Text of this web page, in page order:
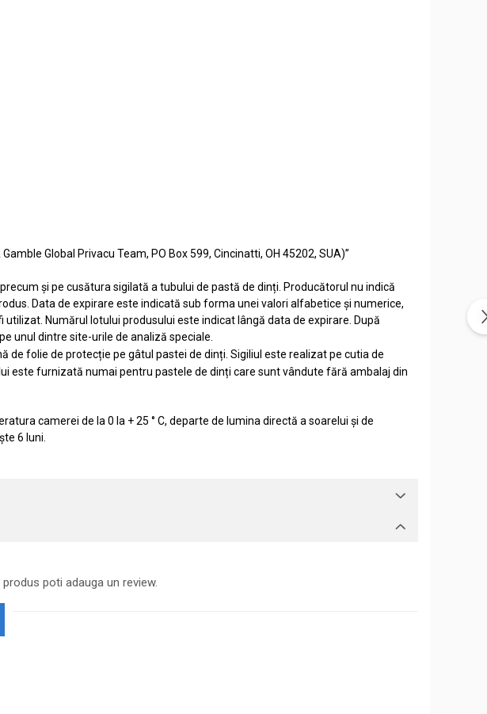
Global Privacu Team, PO Box 599, Cincinatti, OH 45202, SUA)”
și pe cusătura sigilată a tubului de pastă de dinți. Producătorul nu indică
Data de expirare este indicată sub forma unei valori alfabetice și numerice,
Numărul lotului produsului este indicat lângă data de expirare. După
unul dintre site-urile de analiză speciale.
de folie de protecție pe gâtul pastei de dinți. Sigiliul este realizat pe cutia de
este furnizată numai pentru pastele de dinți care sunt vândute fără ambalaj din
camerei de la 0 la + 25 ° C, departe de lumina directă a soarelui și de
6 luni.
poti adauga un review.